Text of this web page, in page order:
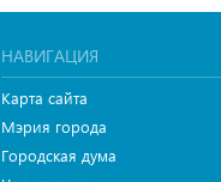
НАВИГАЦИЯ
Карта сайта
Мэрия города
Городская дума